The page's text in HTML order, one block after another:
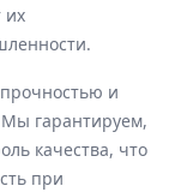
их
и
гарантируем,
качества, что
при